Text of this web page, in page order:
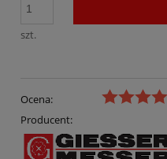
szt.
Ocena:
Producent: